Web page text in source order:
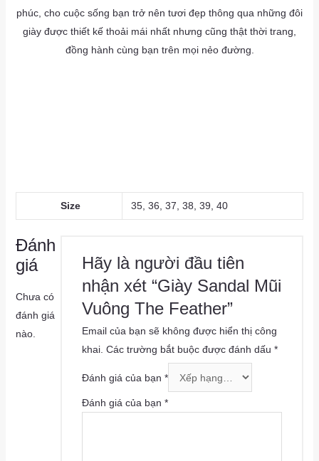
phúc, cho cuộc sống bạn trở nên tươi đẹp thông qua những đôi
giày được thiết kế thoải mái nhất nhưng cũng thật thời trang,
đồng hành cùng bạn trên mọi nẻo đường.
Size 35, 36, 37, 38, 39, 40
Đánh
giá
Chưa có
đánh giá
nào.
Hãy là người đầu tiên
nhận xét “Giày Sandal Mũi
Vuông The Feather”
Email của bạn sẽ không được hiển thị công
khai. Các trường bắt buộc được đánh dấu*
Đánh giá của bạn*
Đánh giá của bạn*